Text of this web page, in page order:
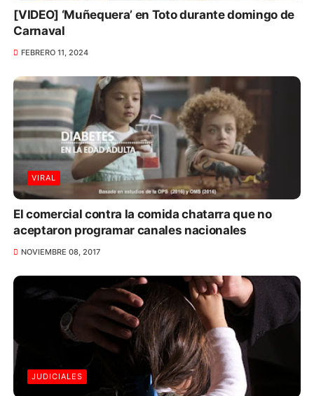
[VIDEO] ‘Muñequera’ en Toto durante domingo de
Carnaval
FEBRERO 11, 2024
VIRAL
El comercial contra la comida chatarra que no
aceptaron programar canales nacionales
NOVIEMBRE 08, 2017
JUDICIALES